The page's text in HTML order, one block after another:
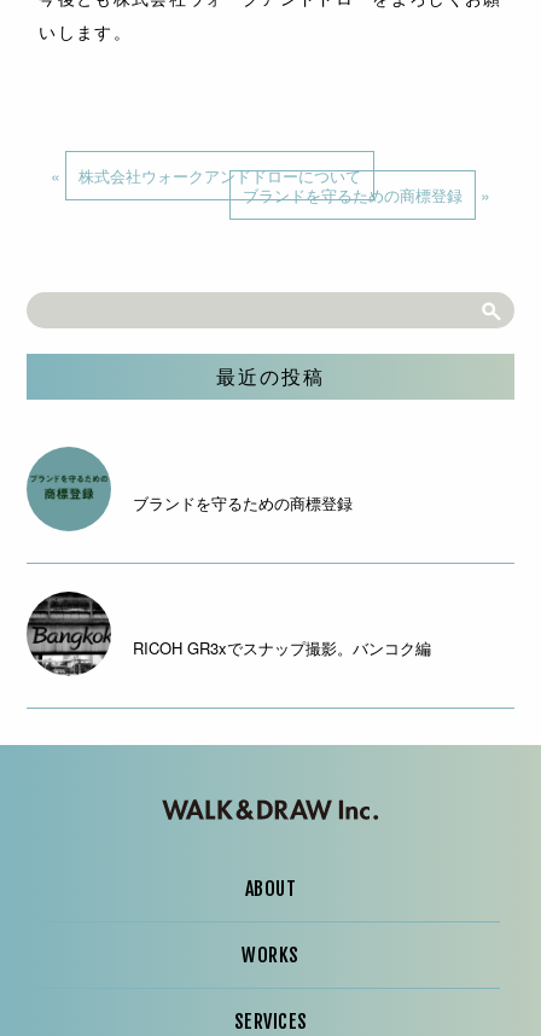
いします。
«
株式会社ウォークアンドドローについて
ブランドを守るための商標登録
»
最近の投稿
ブランドを守るための商標登録
RICOH GR3xでスナップ撮影。バンコク編
ABOUT
WORKS
SERVICES